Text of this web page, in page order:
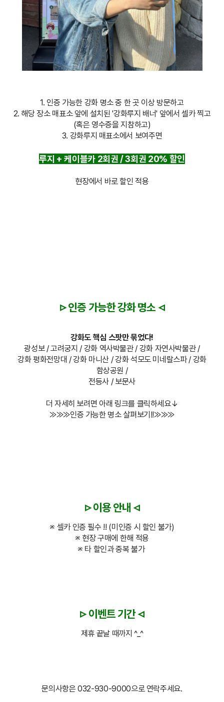
1. 인증 가능한 강화 명소 중 한 곳 이상 방문하고
2. 해당 장소 매표소 앞에 설치된 '강화루지 배너' 앞에서 셀카 찍고
(혹은 영수증을 지참하고)
3. 강화루지 매표소에서 보여주면
루지 + 케이블카 2회권 / 3회권 20% 할인
현장에서 바로 할인 적용
▹인증 가능한 강화 명소◃
강화도 핵심 스팟만 묶었다!
광성보 / 고려궁지 / 강화 역사박물관 / 강화 자연사박물관 /
강화 평화전망대 / 강화 마니산 / 강화 석모도 미네랄스파 / 강화
함상공원 /
전등사 / 보문사
더 자세히 보려면 아래 링크를 클릭하세요↓
⨠⨠⨠인증 가능한 명소 살펴보기!!⨠⨠⨠
▹이용 안내 ◃
※ 셀카 인증 필수 !! (미인증 시 할인 불가)
※ 현장 구매에 한해 적용
※ 타 할인과 중복 불가
▹이벤트 기간◃
제휴 끝날 때까지 ^_^
문의사항은 032-930-9000으로 연락주세요.